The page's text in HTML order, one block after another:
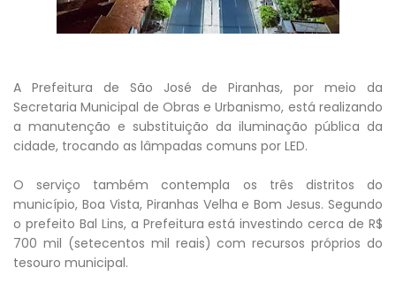
A Prefeitura de São José de Piranhas, por meio da
Secretaria Municipal de Obras e Urbanismo, está realizando
a manutenção e substituição da iluminação pública da
cidade, trocando as lâmpadas comuns por LED.
O serviço também contempla os três distritos do
município, Boa Vista, Piranhas Velha e Bom Jesus. Segundo
o prefeito Bal Lins, a Prefeitura está investindo cerca de R$
700 mil (setecentos mil reais) com recursos próprios do
tesouro municipal.